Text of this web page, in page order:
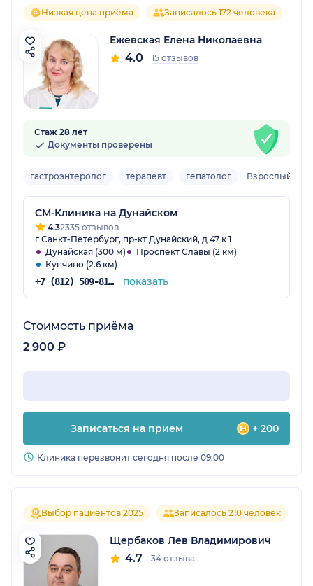
Низкая цена приёма Записалось 172 человека
Ежевская Елена Николаевна
4.0 15 отзывов
Стаж 28 лет
Документы проверены
гастроэнтеролог терапевт гепатолог Взрослый
СМ-Клиника на Дунайском
4.32335 отзывов
г Санкт-Петербург, пр-кт Дунайский, д 47 к 1
Дунайская (300 м)
Проспект Славы (2 км)
Купчино (2.6 км)
+7 (812) 509-81-68 показать
Стоимость приёма
2 900 ₽
Записаться на прием + 200
Клиника перезвонит сегодня после 09:00
Выбор пациентов 2025 Записалось 210 человек
Щербаков Лев Владимирович
4.7 34 отзыва